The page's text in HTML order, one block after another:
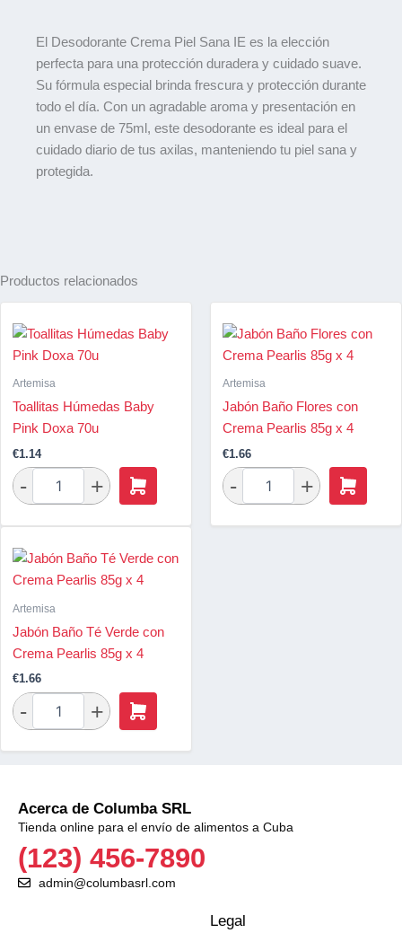
El Desodorante Crema Piel Sana IE es la elección
perfecta para una protección duradera y cuidado suave.
Su fórmula especial brinda frescura y protección durante
todo el día. Con un agradable aroma y presentación en
un envase de 75ml, este desodorante es ideal para el
cuidado diario de tus axilas, manteniendo tu piel sana y
protegida.
Productos relacionados
Artemisa
Toallitas Húmedas Baby
Pink Doxa 70u
€1.14
Artemisa
Jabón Baño Flores con
Crema Pearlis 85g x 4
€1.66
Artemisa
Jabón Baño Té Verde con
Crema Pearlis 85g x 4
€1.66
Acerca de Columba SRL
Tienda online para el envío de alimentos a Cuba
(123) 456-7890
admin@columbasrl.com
Legal